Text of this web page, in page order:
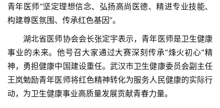
组
织
医
师
风
青年医师“坚定理想信念、弘扬高尚医德、精进专业技能、
构建尊医氛围、传承红色基因”。
湖北省医师协会会长张定宇表示，青年医师是卫生健康
事业的未来。他号召大家通过大赛深刻传承“烽火初心”精
神，勇担健康中国建设重任。武汉市卫生健康委员会副主任
王岚勉励青年医师将红色精神转化为服务人民健康的实际行
动，为卫生健康事业高质量发展贡献青春力量。